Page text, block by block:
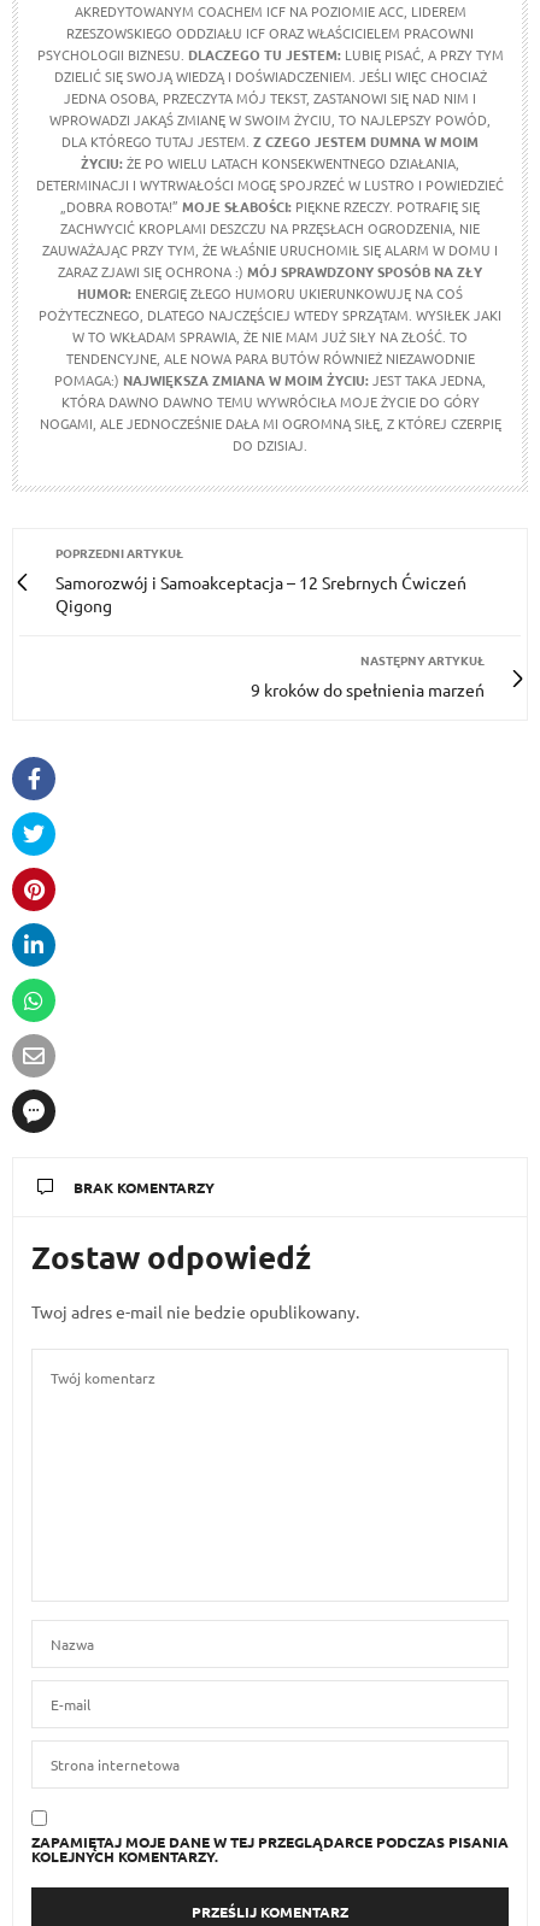
AKREDYTOWANYM COACHEM ICF NA POZIOMIE ACC, LIDEREM
RZESZOWSKIEGO ODDZIAŁU ICF ORAZ WŁAŚCICIELEM PRACOWNI
PSYCHOLOGII BIZNESU. DLACZEGO TU JESTEM:LUBIĘ PISAĆ, A PRZY TYM
DZIELIĆ SIĘ SWOJĄ WIEDZĄ I DOŚWIADCZENIEM. JEŚLI WIĘC CHOCIAŻ
JEDNA OSOBA, PRZECZYTA MÓJ TEKST, ZASTANOWI SIĘ NAD NIM I
WPROWADZI JAKĄŚ ZMIANĘ W SWOIM ŻYCIU, TO NAJLEPSZY POWÓD,
DLA KTÓREGO TUTAJ JESTEM. Z CZEGO JESTEM DUMNA W MOIM
ŻYCIU:ŻE PO WIELU LATACH KONSEKWENTNEGO DZIAŁANIA,
DETERMINACJI I WYTRWAŁOŚCI MOGĘ SPOJRZEĆ W LUSTRO I POWIEDZIEĆ
„DOBRA ROBOTA!” MOJE SŁABOŚCI: PIĘKNE RZECZY. POTRAFIĘ SIĘ
ZACHWYCIĆ KROPLAMI DESZCZU NA PRZĘSŁACH OGRODZENIA, NIE
ZAUWAŻAJĄC PRZY TYM, ŻE WŁAŚNIE URUCHOMIŁ SIĘ ALARM W DOMU I
ZARAZ ZJAWI SIĘ OCHRONA :) MÓJ SPRAWDZONY SPOSÓB NA ZŁY
HUMOR: ENERGIĘ ZŁEGO HUMORU UKIERUNKOWUJĘ NA COŚ
POŻYTECZNEGO, DLATEGO NAJCZĘŚCIEJ WTEDY SPRZĄTAM. WYSIŁEK JAKI
W TO WKŁADAM SPRAWIA, ŻE NIE MAM JUŻ SIŁY NA ZŁOŚĆ. TO
TENDENCYJNE, ALE NOWA PARA BUTÓW RÓWNIEŻ NIEZAWODNIE
POMAGA:) NAJWIĘKSZA ZMIANA W MOIM ŻYCIU:JEST TAKA JEDNA,
KTÓRA DAWNO DAWNO TEMU WYWRÓCIŁA MOJE ŻYCIE DO GÓRY
NOGAMI, ALE JEDNOCZEŚNIE DAŁA MI OGROMNĄ SIŁĘ, Z KTÓREJ CZERPIĘ
DO DZISIAJ.
POPRZEDNI ARTYKUŁ
Samorozwój i Samoakceptacja – 12 Srebrnych Ćwiczeń
Qigong
NASTĘPNY ARTYKUŁ
9 kroków do spełnienia marzeń
BRAK KOMENTARZY
Zostaw odpowiedź
Twoj adres e-mail nie bedzie opublikowany.
ZAPAMIĘTAJ MOJE DANE W TEJ PRZEGLĄDARCE PODCZAS PISANIA
KOLEJNYCH KOMENTARZY.